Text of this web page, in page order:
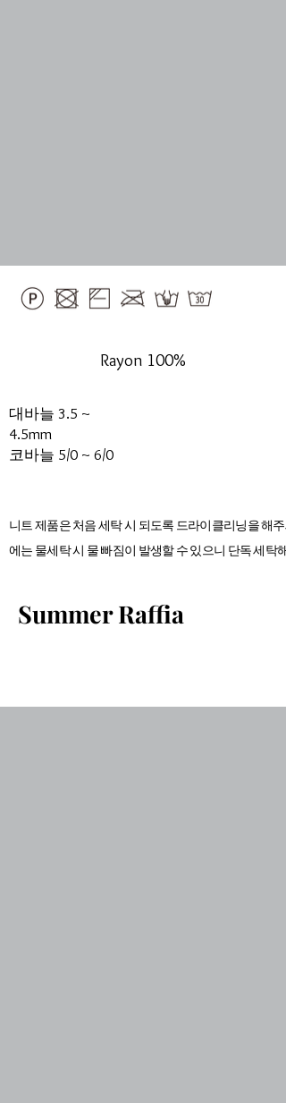
Rayon 100%
대바늘 3.5 ~
4.5mm
​코바늘 5/0 ~ 6/0
니트 제품은 처음 세탁 시 되도록 드라이클리닝을 해주
에는 물세탁 시 물 빠짐이 발생할 수 있으니 단독 세탁해
Summer Raffia